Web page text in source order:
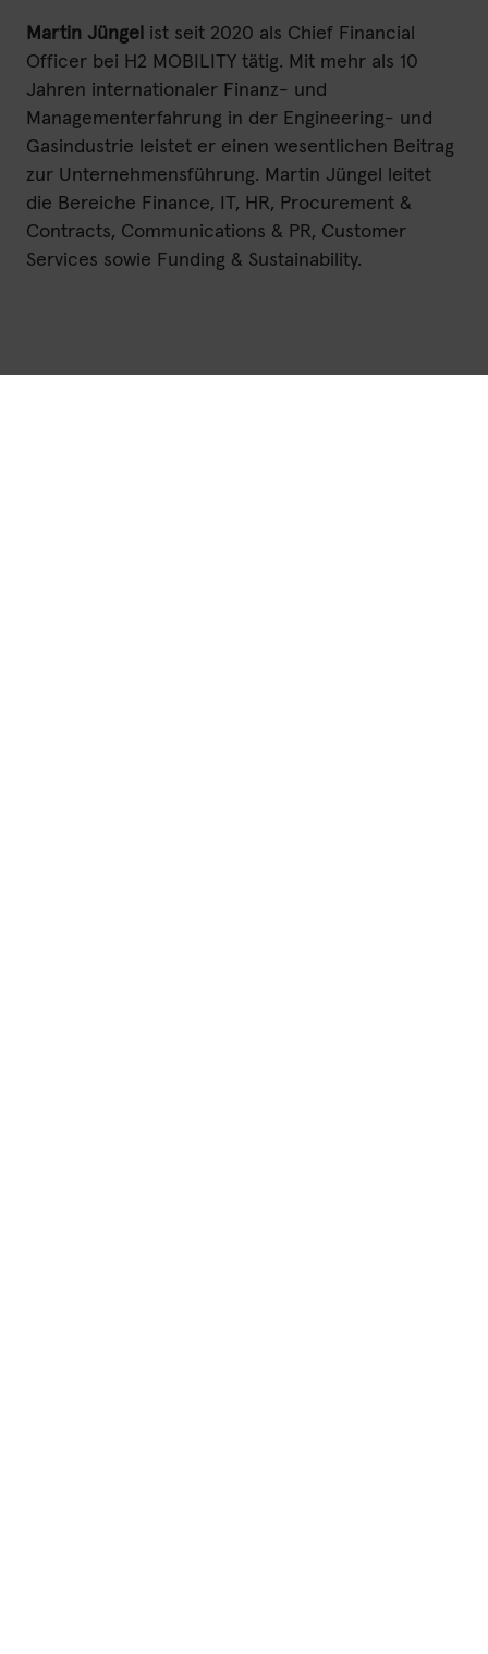
Martin Jüngel ist seit 2020 als Chief Financial
Officer bei H2 MOBILITY tätig. Mit mehr als 10
Jahren internationaler Finanz- und
Managementerfahrung in der Engineering- und
Gasindustrie leistet er einen wesentlichen Beitrag
zur Unternehmensführung. Martin Jüngel leitet
die Bereiche Finance, IT, HR, Procurement &
Contracts, Communications & PR, Customer
Services sowie Funding & Sustainability.